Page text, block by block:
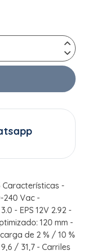
Características -
240 Vac -
- EPS 12V 2.92 -
120 mm -
de 2 % / 10 %
/ 31,7 - Carriles